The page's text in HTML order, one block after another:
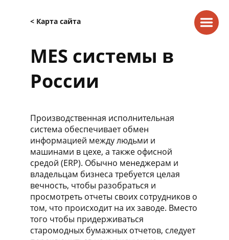
< Карта сайта
MES системы в
России
Производственная исполнительная
система обеспечивает обмен
информацией между людьми и
машинами в цехе, а также офисной
средой (ERP). Обычно менеджерам и
владельцам бизнеса требуется целая
вечность, чтобы разобраться и
просмотреть отчеты своих сотрудников о
том, что происходит на их заводе. Вместо
того чтобы придерживаться
старомодных бумажных отчетов, следует